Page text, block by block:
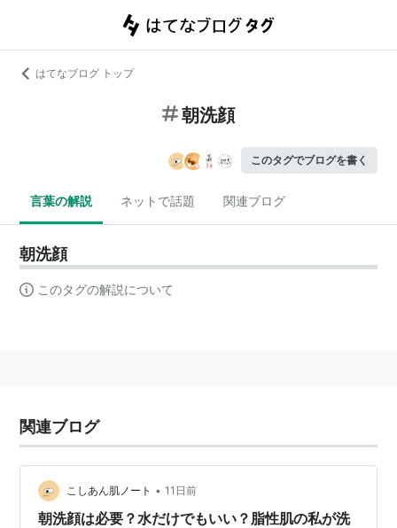
はてなブログ トップ
朝洗顔
このタグでブログを書く
言葉の解説 ネットで話題 関連ブログ
朝洗顔
このタグの解説について
関連ブログ
こしあん肌ノート • 11日前
朝洗顔は必要？水だけでもいい？脂性肌の私が洗